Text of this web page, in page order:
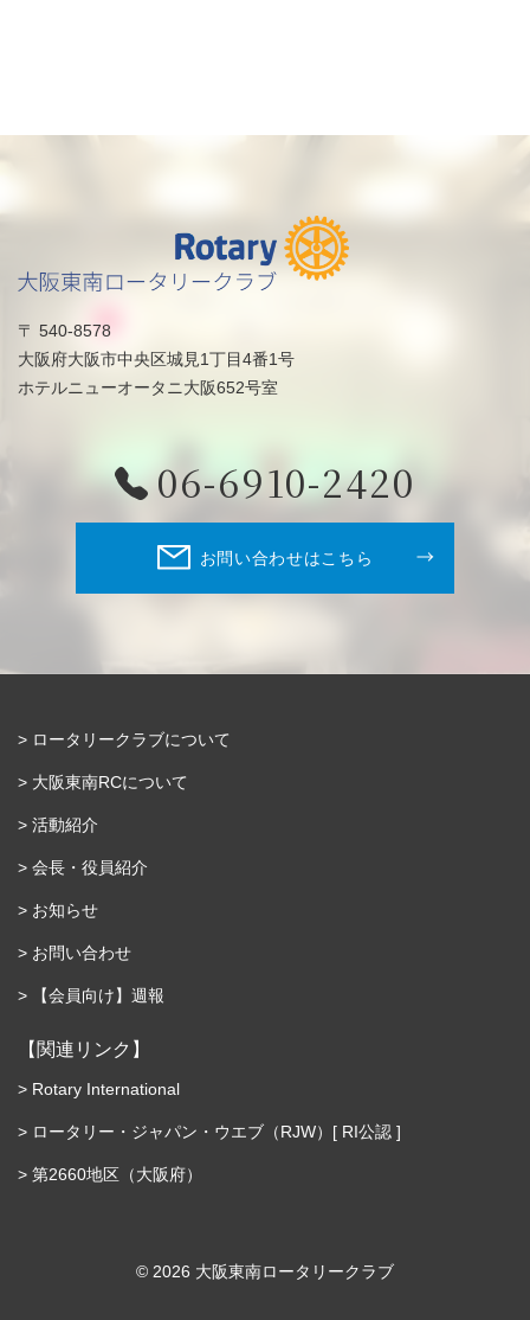
〒 540-8578
大阪府大阪市中央区城見1丁目4番1号
ホテルニューオータニ大阪652号室
06-6910-2420
お問い合わせはこちら
ロータリークラブについて
大阪東南RCについて
活動紹介
会長・役員紹介
お知らせ
お問い合わせ
【会員向け】週報
【関連リンク】
Rotary International
ロータリー・ジャパン・ウエブ（RJW）[ RI公認 ]
第2660地区（大阪府）
©︎ 2026 大阪東南ロータリークラブ